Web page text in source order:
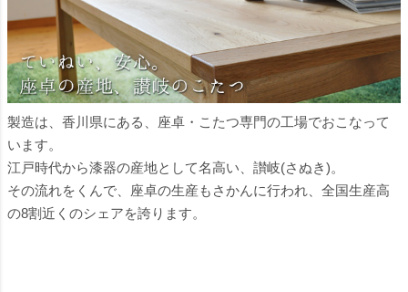
製造は、香川県にある、座卓・こたつ専門の工場でおこなって
います。
江戸時代から漆器の産地として名高い、讃岐(さぬき)。
その流れをくんで、座卓の生産もさかんに行われ、全国生産高
の8割近くのシェアを誇ります。